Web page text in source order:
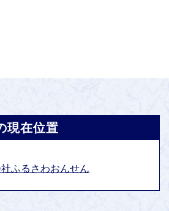
現在位置
ふるさわおんせん